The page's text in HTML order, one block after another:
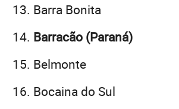
Barra Bonita
Barracão (Paraná)
Belmonte
Bocaina do Sul